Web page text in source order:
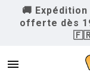
🚚
offerte dès
🇫🇷
menu